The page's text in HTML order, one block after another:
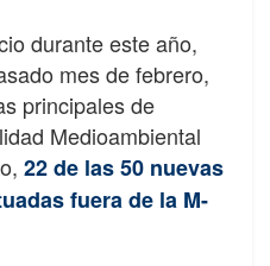
durante este año,
mes de febrero,
principales de
Medioambiental
22 de las 50 nuevas
fuera de la M-